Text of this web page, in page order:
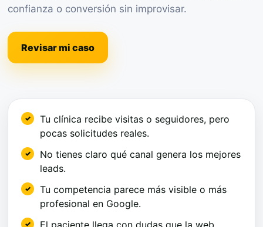
confianza o conversión sin improvisar.
Revisar mi caso
Tu clínica recibe visitas o seguidores, pero
pocas solicitudes reales.
No tienes claro qué canal genera los mejores
leads.
Tu competencia parece más visible o más
profesional en Google.
El paciente llega con dudas que la web